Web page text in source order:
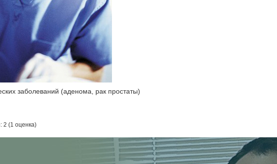
заболеваний (аденома, рак простаты)
2 (1 оценка)